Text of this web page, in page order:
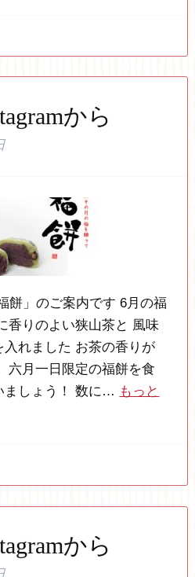
から
餅」のご案内です 6月の福
香りのよい狭山茶と 風味
れました お茶の香りが
六月一日限定の福餅を食
ましょう！ 数に… もっと
から